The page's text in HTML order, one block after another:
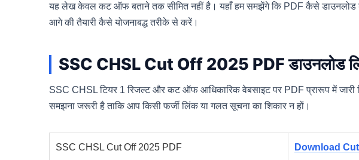
यह लेख केवल कट ऑफ बताने तक सीमित नहीं है। यहाँ हम समझेंगे कि PDF कैसे
आगे की तैयारी कैसे योजनाबद्ध तरीके से करें।
SSC CHSL Cut Off 2025 PDF डाउनलोड
SSC CHSL टियर 1 रिजल्ट और कट ऑफ आधिकारिक वेबसाइट पर PDF प्रारूप में जारी
समझना जरूरी है ताकि आप किसी फर्जी लिंक या गलत सूचना का शिकार न हों।
SSC CHSL Cut Off 2025 PDF Download